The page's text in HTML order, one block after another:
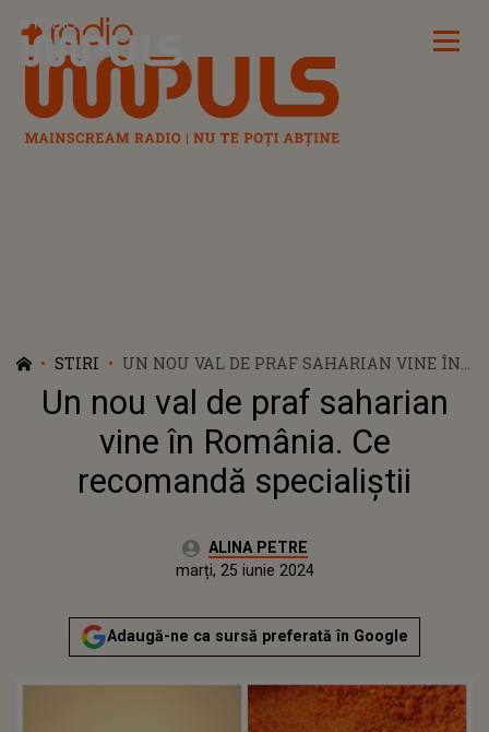
Radio Impuls
STIRI
UN NOU VAL DE PRAF SAHARIAN VINE ÎN
ROMÂNIA. CE RECOMANDĂ SPECIALIȘTII
Un nou val de praf saharian
vine în România. Ce
recomandă specialiștii
Autor:ALINA PETRE
Actualizat:
marți, 25 iunie 2024
Adaugă-ne ca sursă preferată în Google